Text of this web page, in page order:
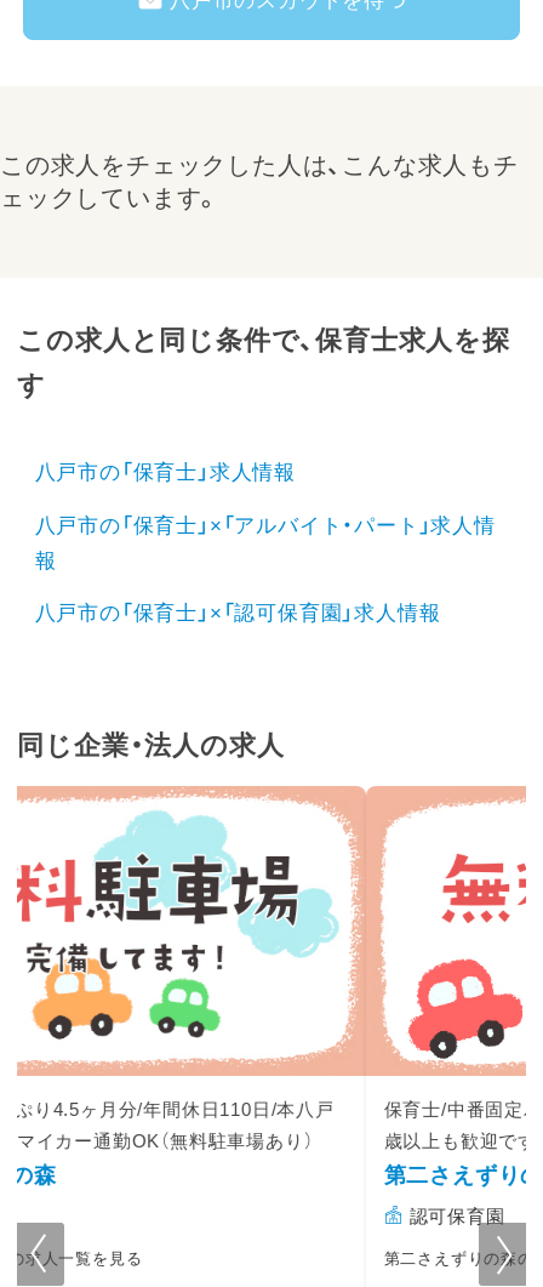
この求人をチェックした人は、こんな求人もチ
ェックしています。
この求人と同じ条件で、保育士求人を探
す
八戸市の「保育士」求人情報
八戸市の「保育士」×「アルバイト・パート」求人情
報
八戸市の「保育士」×「認可保育園」求人情報
同じ企業・法人の求人
保育士/中番固定パート/8:00～17:00/高時給1,150円/65
歳以上も歓迎です♪/無料駐車場完備☆彡
第二さえずりの森
第二さえずりの森の求人一覧を見る